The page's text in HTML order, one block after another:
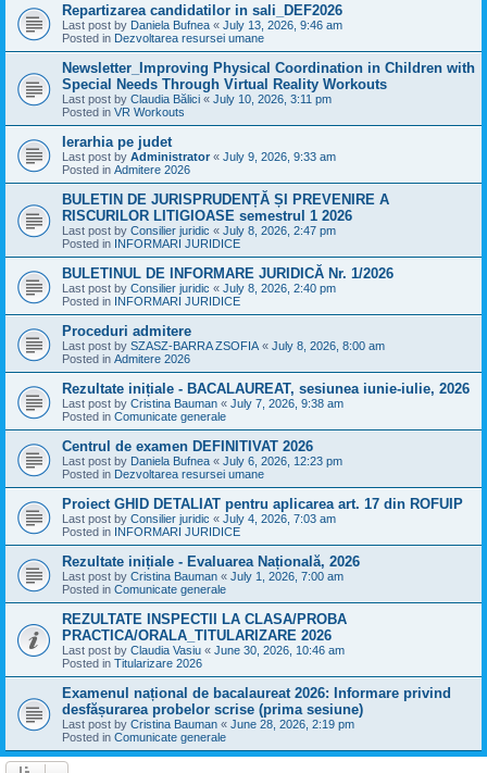
Repartizarea candidatilor in sali_DEF2026
Last post by Daniela Bufnea « July 13, 2026, 9:46 am
Posted in Dezvoltarea resursei umane
Newsletter_Improving Physical Coordination in Children with
Special Needs Through Virtual Reality Workouts
Last post by Claudia Bălici « July 10, 2026, 3:11 pm
Posted in VR Workouts
Ierarhia pe judet
Last post by Administrator « July 9, 2026, 9:33 am
Posted in Admitere 2026
BULETIN DE JURISPRUDENȚĂ ȘI PREVENIRE A
RISCURILOR LITIGIOASE semestrul 1 2026
Last post by Consilier juridic « July 8, 2026, 2:47 pm
Posted in INFORMARI JURIDICE
BULETINUL DE INFORMARE JURIDICĂ Nr. 1/2026
Last post by Consilier juridic « July 8, 2026, 2:40 pm
Posted in INFORMARI JURIDICE
Proceduri admitere
Last post by SZASZ-BARRA ZSOFIA « July 8, 2026, 8:00 am
Posted in Admitere 2026
Rezultate inițiale - BACALAUREAT, sesiunea iunie-iulie, 2026
Last post by Cristina Bauman « July 7, 2026, 9:38 am
Posted in Comunicate generale
Centrul de examen DEFINITIVAT 2026
Last post by Daniela Bufnea « July 6, 2026, 12:23 pm
Posted in Dezvoltarea resursei umane
Proiect GHID DETALIAT pentru aplicarea art. 17 din ROFUIP
Last post by Consilier juridic « July 4, 2026, 7:03 am
Posted in INFORMARI JURIDICE
Rezultate inițiale - Evaluarea Națională, 2026
Last post by Cristina Bauman « July 1, 2026, 7:00 am
Posted in Comunicate generale
REZULTATE INSPECTII LA CLASA/PROBA
PRACTICA/ORALA_TITULARIZARE 2026
Last post by Claudia Vasiu « June 30, 2026, 10:46 am
Posted in Titularizare 2026
Examenul național de bacalaureat 2026: Informare privind
desfășurarea probelor scrise (prima sesiune)
Last post by Cristina Bauman « June 28, 2026, 2:19 pm
Posted in Comunicate generale